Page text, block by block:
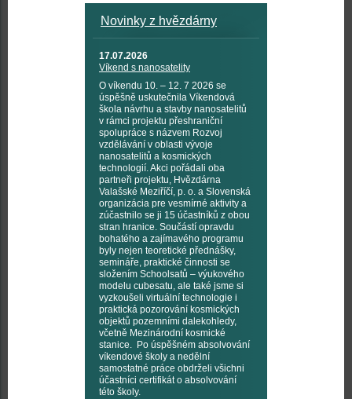
Novinky z hvězdárny
17.07.2026
Víkend s nanosatelity
O víkendu 10. – 12. 7 2026 se
úspěšně uskutečnila Víkendová
škola návrhu a stavby nanosatelitů
v rámci projektu přeshraniční
spolupráce s názvem Rozvoj
vzdělávání v oblasti vývoje
nanosatelitů a kosmických
technologií. Akci pořádali oba
partneři projektu, Hvězdárna
Valašské Meziříčí, p. o. a Slovenská
organizácia pre vesmírné aktivity a
zúčastnilo se ji 15 účastníků z obou
stran hranice. Součástí opravdu
bohatého a zajímavého programu
byly nejen teoretické přednášky,
semináře, praktické činnosti se
složením Schoolsatů – výukového
modelu cubesatu, ale také jsme si
vyzkoušeli virtuální technologie i
praktická pozorování kosmických
objektů pozemními dalekohledy,
včetně Mezinárodní kosmické
stanice. Po úspěšném absolvování
víkendové školy a nedělní
samostatné práce obdrželi všichni
účastníci certifikát o absolvování
této školy.